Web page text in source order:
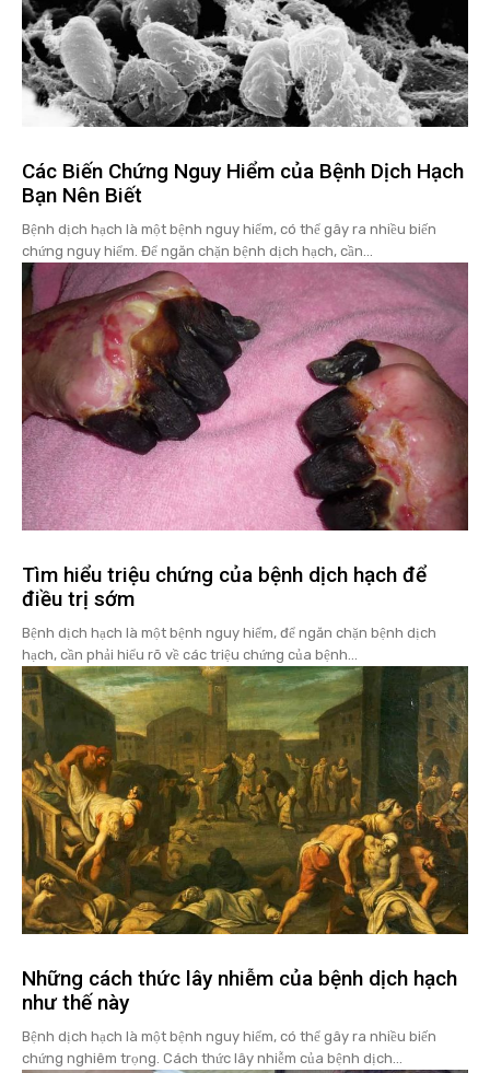
Các Biến Chứng Nguy Hiểm của Bệnh Dịch Hạch
Bạn Nên Biết
Bệnh dịch hạch là một bệnh nguy hiểm, có thể gây ra nhiều biến
chứng nguy hiểm. Để ngăn chặn bệnh dịch hạch, cần...
Tìm hiểu triệu chứng của bệnh dịch hạch để
điều trị sớm
Bệnh dịch hạch là một bệnh nguy hiểm, để ngăn chặn bệnh dịch
hạch, cần phải hiểu rõ về các triệu chứng của bệnh...
Những cách thức lây nhiễm của bệnh dịch hạch
như thế này
Bệnh dịch hạch là một bệnh nguy hiểm, có thể gây ra nhiều biến
chứng nghiêm trọng. Cách thức lây nhiễm của bệnh dịch...